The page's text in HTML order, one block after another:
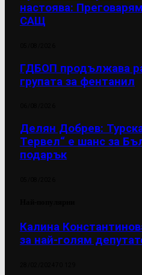
настоява:
САЩ
ГДБОП продължава
групата за фентанил
Делян Добрев:
Тервел“ е шанс за
подарък
Калина
за най-голям